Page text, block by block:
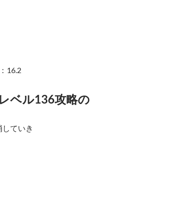
16.2
ベル136攻略の
ていき